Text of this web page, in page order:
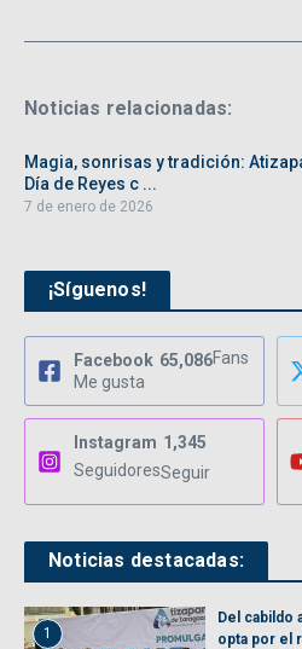
Noticias relacionadas:
Magia, sonrisas y tradición:
Día de Reyes c ...
7 de enero de 2026
¡Síguenos!
Facebook 65,086Fans
Me gusta
Instagram 1,345
SeguidoresSeguir
Noticias destacadas:
1
Del cabildo
opta por el